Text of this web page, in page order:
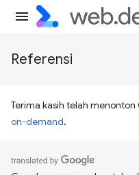
Referensi
Terima kasih telah menonton
on-demand.